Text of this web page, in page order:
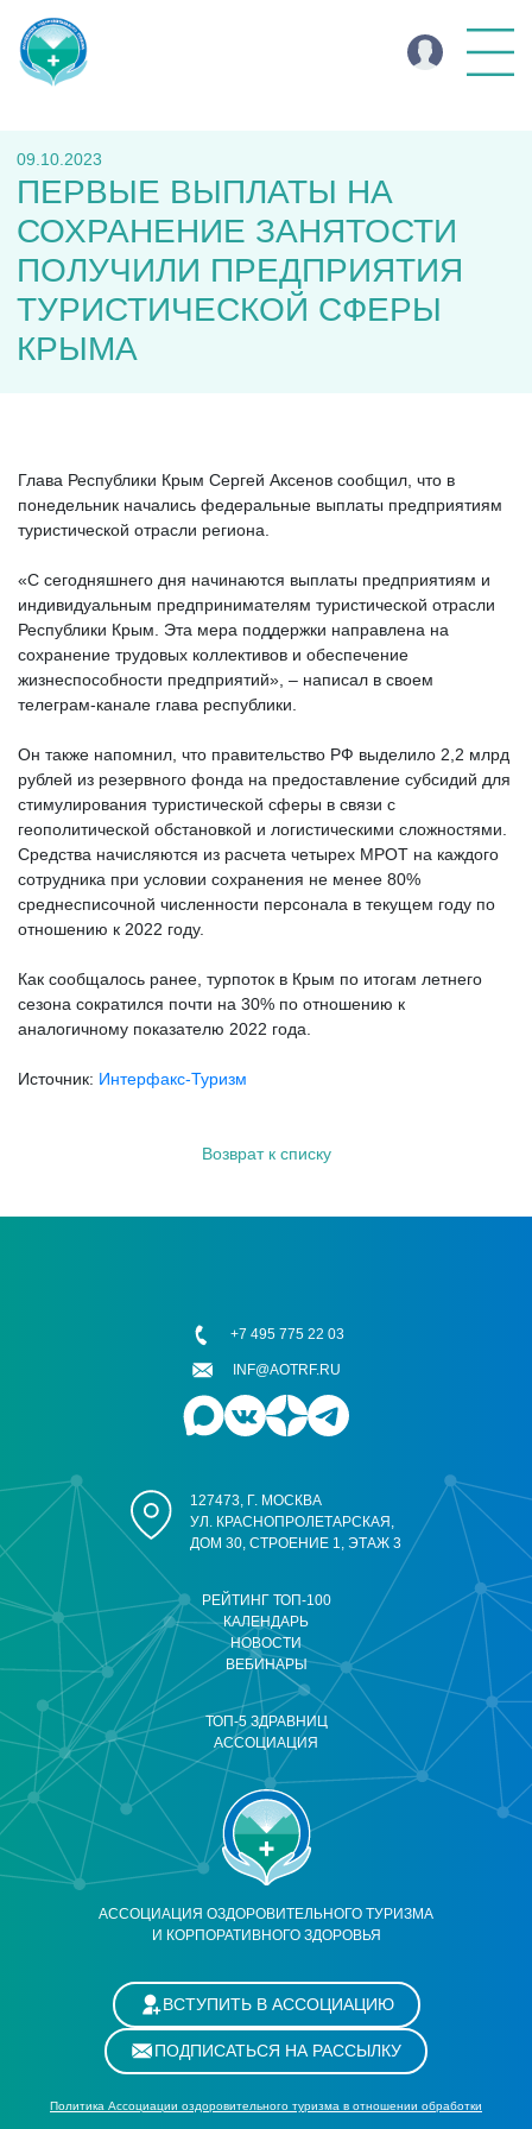
09.10.2023
ПЕРВЫЕ ВЫПЛАТЫ НА
СОХРАНЕНИЕ ЗАНЯТОСТИ
ПОЛУЧИЛИ ПРЕДПРИЯТИЯ
ТУРИСТИЧЕСКОЙ СФЕРЫ
КРЫМА
Глава Республики Крым Сергей Аксенов сообщил, что в
понедельник начались федеральные выплаты предприятиям
туристической отрасли региона.
«С сегодняшнего дня начинаются выплаты предприятиям и
индивидуальным предпринимателям туристической отрасли
Республики Крым. Эта мера поддержки направлена на
сохранение трудовых коллективов и обеспечение
жизнеспособности предприятий», – написал в своем
телеграм-канале глава республики.
Он также напомнил, что правительство РФ выделило 2,2 млрд
рублей из резервного фонда на предоставление субсидий для
стимулирования туристической сферы в связи с
геополитической обстановкой и логистическими сложностями.
Средства начисляются из расчета четырех МРОТ на каждого
сотрудника при условии сохранения не менее 80%
среднесписочной численности персонала в текущем году по
отношению к 2022 году.
Как сообщалось ранее, турпоток в Крым по итогам летнего
сезона сократился почти на 30% по отношению к
аналогичному показателю 2022 года.
Источник: Интерфакс-Туризм
Возврат к списку
АССОЦИАЦИЯ ОЗДОРОВИТЕЛЬНОГО ТУРИЗМА
И КОРПОРАТИВНОГО ЗДОРОВЬЯ
РЕЙТИНГ ТОП-100
КАЛЕНДАРЬ
НОВОСТИ
ВЕБИНАРЫ
ТОП-5 ЗДРАВНИЦ
АССОЦИАЦИЯ
127473, Г. МОСКВА
УЛ. КРАСНОПРОЛЕТАРСКАЯ,
ДОМ 30, СТРОЕНИЕ 1, ЭТАЖ 3
+7 495 775 22 03
INF@AOTRF.RU
ВСТУПИТЬ В АССОЦИАЦИЮ
ПОДПИСАТЬСЯ НА РАССЫЛКУ
Политика Ассоциации оздоровительного туризма в отношении обработки